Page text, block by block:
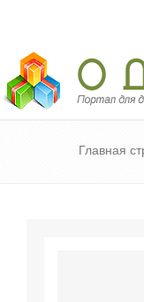
Педагогический
Главная